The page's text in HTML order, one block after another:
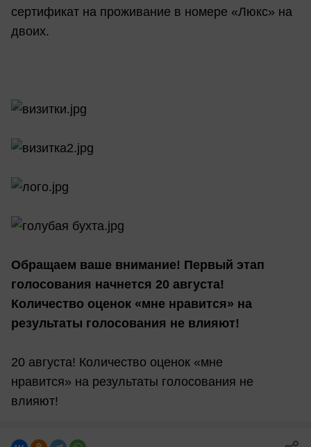
сертификат на проживание в номере «Люкс» на
двоих.
Обращаем ваше внимание! Первый этап
голосования начнется 20 августа!
Количество оценок «мне нравится» на
результаты голосования не влияют!
20 августа! Количество оценок «мне
нравится» на результаты голосования не
влияют!